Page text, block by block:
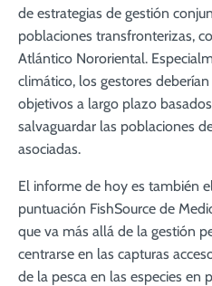
de estrategias de gestión
poblaciones transfronterizas,
Atlántico Nororiental.
climático, los gestores
objetivos a largo plazo
salvaguardar las poblaciones
asociadas.
El informe de hoy es también
puntuación FishSource de
que va más allá de la gestión
centrarse en las capturas
de la pesca en las especies en